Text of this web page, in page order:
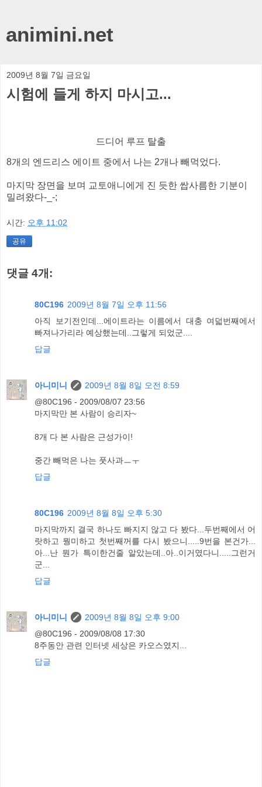
animini.net
2009년 8월 7일 금요일
시험에 들게 하지 마시고...
드디어 루프 탈출
8개의 엔드리스 에이트 중에서 나는 2개나 빼먹었다.
마지막 장면을 보며 교토애니에게 진 듯한 쌉사름한 기분이
밀려왔다-_-;
시간: 오후 11:02
공유
댓글 4개:
80C196 2009년 8월 7일 오후 11:56
아직 보기전인데...에이트라는 이름에서 대충 여덟번째에서
빠져나가리라 예상했는데..그렇게 되었군....
답글
아니미니
2009년 8월 8일 오전 8:59
@80C196 - 2009/08/07 23:56
마지막만 본 사람이 승리자~
8개 다 본 사람은 근성가이!
중간 빼먹은 나는 풋사과ㅡㅜ
답글
80C196 2009년 8월 8일 오후 5:30
마지막까지 결국 하나도 빠지지 않고 다 봤다...두번째에서 어
랏하고 뭥미하고 첫번째꺼를 다시 봤으니.....9번을 본건가...
아...난 뭔가 특이한건줄 알았는데..아..이거였다니.....그런거
군...
답글
아니미니
2009년 8월 8일 오후 9:00
@80C196 - 2009/08/08 17:30
8주동안 관련 인터넷 세상은 카오스였지...
답글